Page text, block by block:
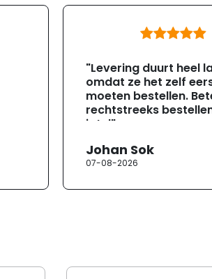
"Levering duurt heel
omdat ze het zelf
moeten bestellen.
rechtstreeks
jotul"
Johan Sok
07-08-2026